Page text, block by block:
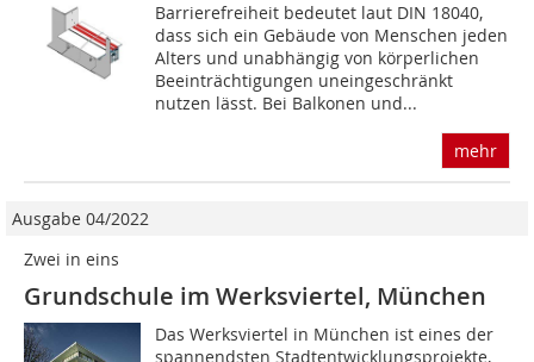
Barrierefreiheit bedeutet laut DIN 18040,
dass sich ein Gebäude von Menschen jeden
Alters und unabhängig von körperlichen
Beeinträch­tigungen uneingeschränkt
nutzen lässt. Bei Balkonen und...
mehr
Ausgabe 04/2022
Zwei in eins
Grundschule im Werksviertel, München
Das Werksviertel in München ist eines der
spannendsten Stadtentwicklungsprojekte,